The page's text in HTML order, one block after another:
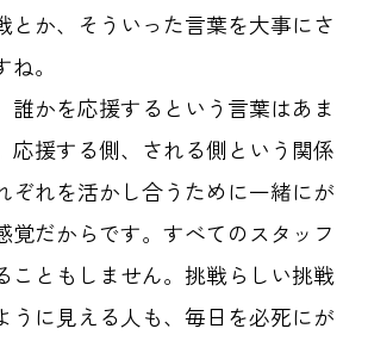
とか、そういった言葉を大事にさ
。
誰かを応援するという言葉はあま
応援する側、される側という関係
ぞれを活かし合うために一緒にが
覚だからです。すべてのスタッフ
こともしません。挑戦らしい挑戦
うに見える人も、毎日を必死にが